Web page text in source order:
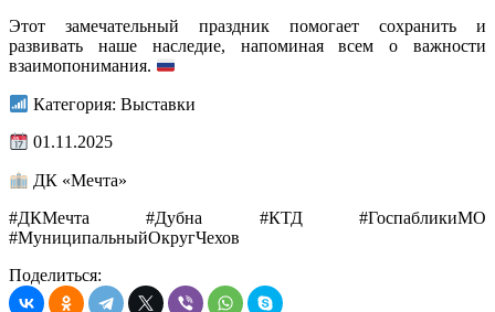
Этот замечательный праздник помогает сохранить и
развивать наше наследие, напоминая всем о важности
взаимопонимания.
Категория: Выставки
01.11.2025
ДК «Мечта»
#ДКМечта #Дубна #КТД #ГоспабликиМО
#МуниципальныйОкругЧехов
Поделиться: